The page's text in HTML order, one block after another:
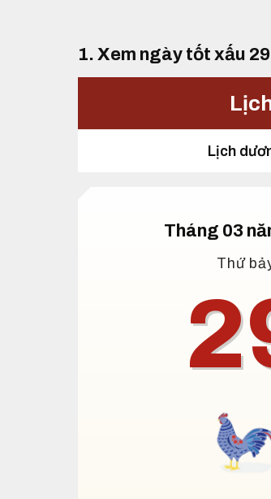
1. Xem ngày tốt xấu
Lịch
Tháng 03
Thứ